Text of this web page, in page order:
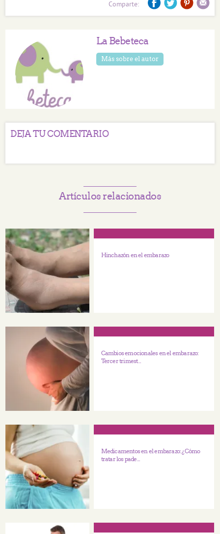
Comparte:
La Bebeteca
Más sobre el autor
DEJA TU COMENTARIO
Artículos relacionados
Hinchazón en el embarazo
Cambios emocionales en el embarazo:
Tercer trimest...
Medicamentos en el embarazo: ¿Cómo
tratar los pade...